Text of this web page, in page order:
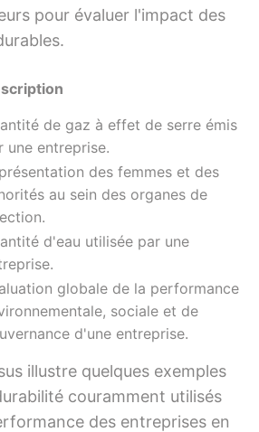
pour évaluer l'impact des
de gaz à effet de serre émis
une entreprise.
des femmes et des
au sein des organes de
d'eau utilisée par une
globale de la performance
sociale et de
d'une entreprise.
illustre quelques exemples
couramment utilisés
des entreprises en